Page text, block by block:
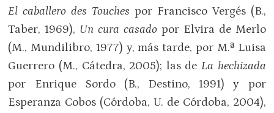
El caballero des Touches por Francisco Vergés (B.,
Taber, 1969), Un cura casado por Elvira de Merlo
(M., Mundilibro, 1977) y, más tarde, por M.ª Luisa
Guerrero (M., Cátedra, 2005); las de La hechizada
por Enrique Sordo (B., Destino, 1991) y por
Esperanza Cobos (Córdoba, U. de Córdoba, 2004),